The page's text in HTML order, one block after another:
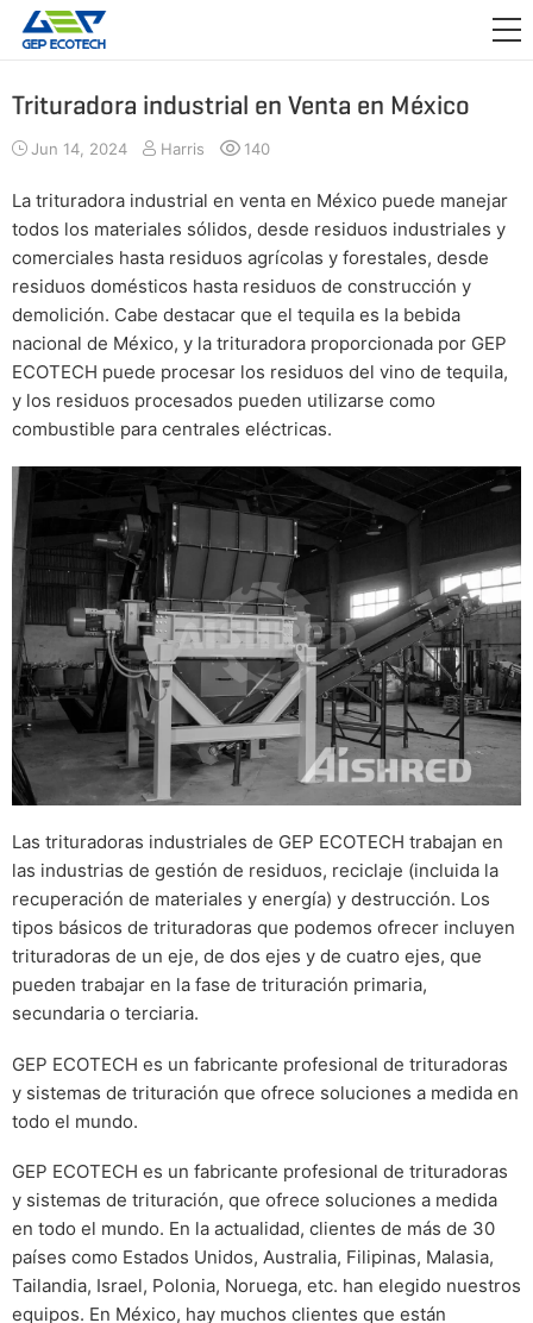
APLICACIÓN
ACERCA DE NOSOTROS
CONTÁCTENOS
Trituradora industrial en Venta en México
Jun 14, 2024 Harris 140
La trituradora industrial en venta en México puede manejar
todos los materiales sólidos, desde residuos industriales y
comerciales hasta residuos agrícolas y forestales, desde
residuos domésticos hasta residuos de construcción y
demolición. Cabe destacar que el tequila es la bebida
nacional de México, y la trituradora proporcionada por GEP
ECOTECH puede procesar los residuos del vino de tequila,
y los residuos procesados pueden utilizarse como
combustible para centrales eléctricas.
Las trituradoras industriales de GEP ECOTECH trabajan en
las industrias de gestión de residuos, reciclaje (incluida la
recuperación de materiales y energía) y destrucción. Los
tipos básicos de trituradoras que podemos ofrecer incluyen
trituradoras de un eje, de dos ejes y de cuatro ejes, que
pueden trabajar en la fase de trituración primaria,
secundaria o terciaria.
GEP ECOTECH es un fabricante profesional de trituradoras
y sistemas de trituración que ofrece soluciones a medida en
todo el mundo.
GEP ECOTECH es un fabricante profesional de trituradoras
y sistemas de trituración, que ofrece soluciones a medida
en todo el mundo. En la actualidad, clientes de más de 30
países como Estados Unidos, Australia, Filipinas, Malasia,
Tailandia, Israel, Polonia, Noruega, etc. han elegido nuestros
equipos. En México, hay muchos clientes que están